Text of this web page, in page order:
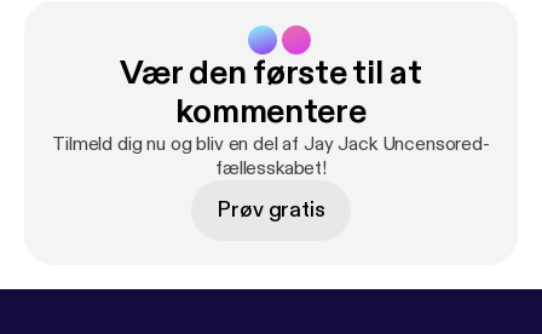
Vær den første til at
kommentere
Tilmeld dig nu og bliv en del af Jay Jack Uncensored-
fællesskabet!
Prøv gratis